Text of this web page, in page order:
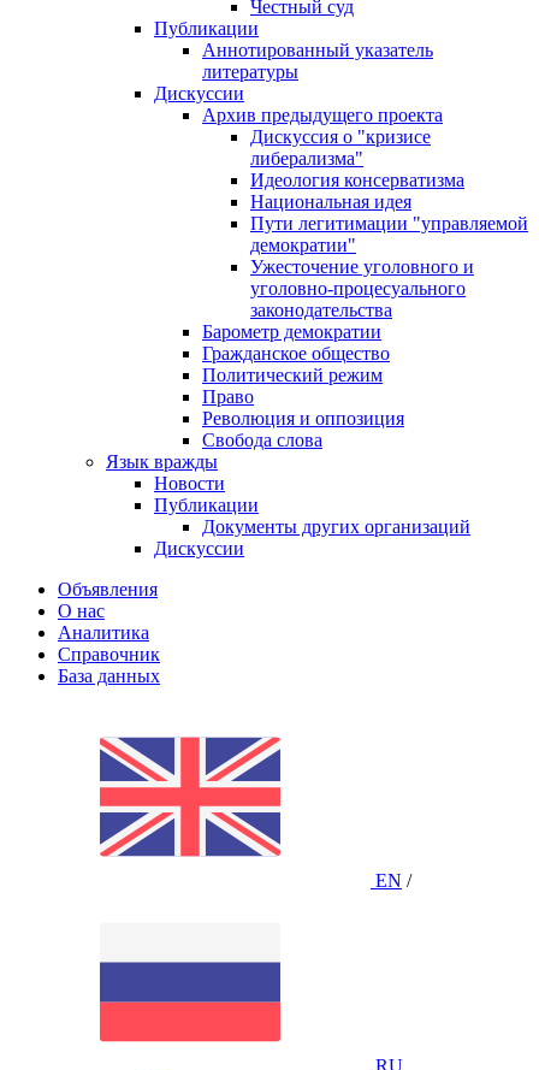
Честный суд
Публикации
Аннотированный указатель
литературы
Дискуссии
Архив предыдущего проекта
Дискуссия о "кризисе
либерализма"
Идеология консерватизма
Национальная идея
Пути легитимации "управляемой
демократии"
Ужесточение уголовного и
уголовно-процесуального
законодательства
Барометр демократии
Гражданское общество
Политический режим
Право
Революция и оппозиция
Свобода слова
Язык вражды
Новости
Публикации
Документы других организаций
Дискуссии
Объявления
О нас
Аналитика
Справочник
База данных
EN /